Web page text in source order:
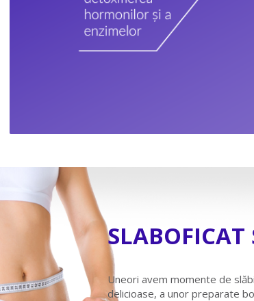
Uneori avem momente de
delicioase, a unor preparate